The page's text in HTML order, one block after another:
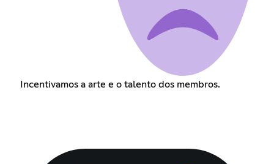
Incentivamos a arte e o talento dos membros.